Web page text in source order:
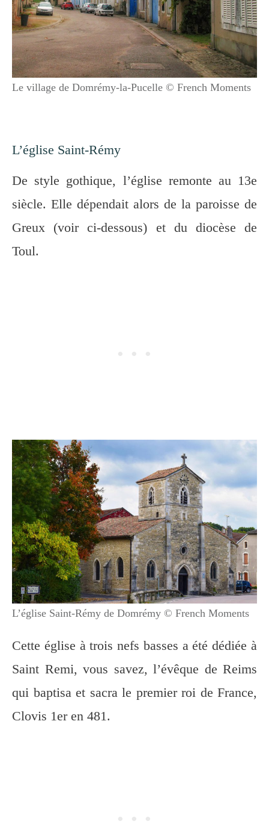
Le village de Domrémy-la-Pucelle © French Moments
L’église Saint-Rémy
De style gothique, l’église remonte au 13e
siècle. Elle dépendait alors de la paroisse de
Greux (voir ci-dessous) et du diocèse de
Toul.
L’église Saint-Rémy de Domrémy © French Moments
Cette église à trois nefs basses a été dédiée à
Saint Remi, vous savez, l’évêque de Reims
qui baptisa et sacra le premier roi de France,
Clovis 1er en 481.